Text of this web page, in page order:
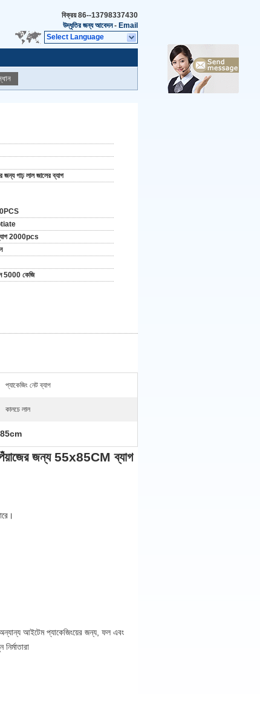
বিক্রয়86--13798337430
উদ্ধৃতির জন্য আবেদন- Email
Select Language
জন্য গাঢ় লাল জালের ব্যাগ
2000pcs
5000 কেজি
প্যাকেজিং নেট ব্যাগ
কালচে লাল
85cm
জন্য 55x85CM ব্যাগ
অন্যান্য আইটেম প্যাকেজিংয়ের জন্য, ফল এবং